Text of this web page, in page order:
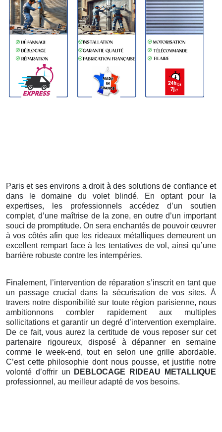
Paris et ses environs a droit à des solutions de confiance et
dans le domaine du volet blindé. En optant pour la
expertises, les professionnels accédez d’un soutien
complet, d’une maîtrise de la zone, en outre d’un important
souci de promptitude. On sera enchantés de pouvoir œuvrer
à vos côtés afin que les rideaux métalliques demeurent un
excellent rempart face à les tentatives de vol, ainsi qu’une
barrière robuste contre les intempéries.
Finalement, l’intervention de réparation s’inscrit en tant que
un passage crucial dans la sécurisation de vos sites. À
travers notre disponibilité sur toute région parisienne, nous
ambitionnons combler rapidement aux multiples
sollicitations et garantir un degré d’intervention exemplaire.
De ce fait, vous aurez la certitude de vous reposer sur cet
partenaire rigoureux, disposé à dépanner en semaine
comme le week-end, tout en selon une grille abordable.
C’est cette philosophie dont nous pousse, et justifie notre
volonté d’offrir un
DEBLOCAGE RIDEAU METALLIQUE
professionnel, au meilleur adapté de vos besoins.